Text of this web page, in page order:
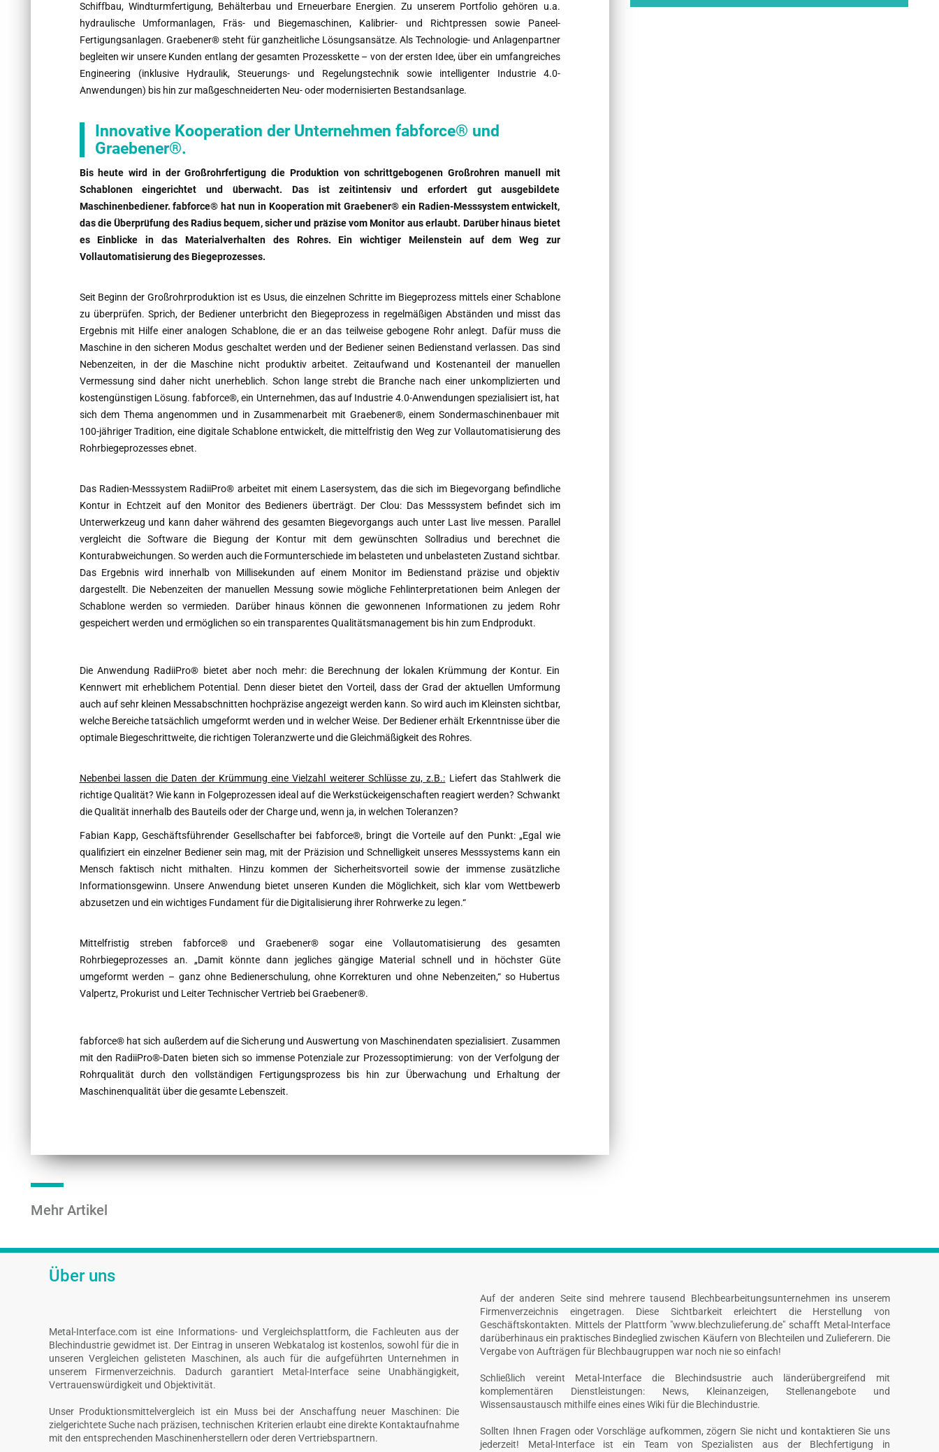
Schiffbau, Windturmfertigung, Behälterbau und Erneuerbare Energien. Zu unserem Portfolio gehören u.a.
hydraulische Umformanlagen, Fräs- und Biegemaschinen, Kalibrier- und Richtpressen sowie Paneel-
Fertigungsanlagen. Graebener® steht für ganzheitliche Lösungsansätze. Als Technologie- und Anlagenpartner
begleiten wir unsere Kunden entlang der gesamten Prozesskette – von der ersten Idee, über ein umfangreiches
Engineering (inklusive Hydraulik, Steuerungs- und Regelungstechnik sowie intelligenter Industrie 4.0-
Anwendungen) bis hin zur maßgeschneiderten Neu- oder modernisierten Bestandsanlage.
Innovative Kooperation der Unternehmen fabforce® und
Graebener®.
Bis heute wird in der Großrohrfertigung die Produktion von schrittgebogenen Großrohren manuell mit
Schablonen eingerichtet und überwacht. Das ist zeitintensiv und erfordert gut ausgebildete
Maschinenbediener. fabforce® hat nun in Kooperation mit Graebener® ein Radien-Messsystem entwickelt,
das die Überprüfung des Radius bequem, sicher und präzise vom Monitor aus erlaubt. Darüber hinaus bietet
es Einblicke in das Materialverhalten des Rohres. Ein wichtiger Meilenstein auf dem Weg zur
Vollautomatisierung des Biegeprozesses.
Seit Beginn der Großrohrproduktion ist es Usus, die einzelnen Schritte im Biegeprozess mittels einer Schablone
zu überprüfen. Sprich, der Bediener unterbricht den Biegeprozess in regelmäßigen Abständen und misst das
Ergebnis mit Hilfe einer analogen Schablone, die er an das teilweise gebogene Rohr anlegt. Dafür muss die
Maschine in den sicheren Modus geschaltet werden und der Bediener seinen Bedienstand verlassen. Das sind
Nebenzeiten, in der die Maschine nicht produktiv arbeitet. Zeitaufwand und Kostenanteil der manuellen
Vermessung sind daher nicht unerheblich. Schon lange strebt die Branche nach einer unkomplizierten und
kostengünstigen Lösung. fabforce®, ein Unternehmen, das auf Industrie 4.0-Anwendungen spezialisiert ist, hat
sich dem Thema angenommen und in Zusammenarbeit mit Graebener®, einem Sondermaschinenbauer mit
100-jähriger Tradition, eine digitale Schablone entwickelt, die mittelfristig den Weg zur Vollautomatisierung des
Rohrbiegeprozesses ebnet.
Das Radien-Messsystem RadiiPro® arbeitet mit einem Lasersystem, das die sich im Biegevorgang befindliche
Kontur in Echtzeit auf den Monitor des Bedieners überträgt. Der Clou: Das Messsystem befindet sich im
Unterwerkzeug und kann daher während des gesamten Biegevorgangs auch unter Last live messen. Parallel
vergleicht die Software die Biegung der Kontur mit dem gewünschten Sollradius und berechnet die
Konturabweichungen. So werden auch die Formunterschiede im belasteten und unbelasteten Zustand sichtbar.
Das Ergebnis wird innerhalb von Millisekunden auf einem Monitor im Bedienstand präzise und objektiv
dargestellt. Die Nebenzeiten der manuellen Messung sowie mögliche Fehlinterpretationen beim Anlegen der
Schablone werden so vermieden. Darüber hinaus können die gewonnenen Informationen zu jedem Rohr
gespeichert werden und ermöglichen so ein transparentes Qualitätsmanagement bis hin zum Endprodukt.
Die Anwendung RadiiPro® bietet aber noch mehr: die Berechnung der lokalen Krümmung der Kontur. Ein
Kennwert mit erheblichem Potential. Denn dieser bietet den Vorteil, dass der Grad der aktuellen Umformung
auch auf sehr kleinen Messabschnitten hochpräzise angezeigt werden kann. So wird auch im Kleinsten sichtbar,
welche Bereiche tatsächlich umgeformt werden und in welcher Weise. Der Bediener erhält Erkenntnisse über die
optimale Biegeschrittweite, die richtigen Toleranzwerte und die Gleichmäßigkeit des Rohres.
Nebenbei lassen die Daten der Krümmung eine Vielzahl weiterer Schlüsse zu, z.B.: Liefert das Stahlwerk die
richtige Qualität? Wie kann in Folgeprozessen ideal auf die Werkstückeigenschaften reagiert werden? Schwankt
die Qualität innerhalb des Bauteils oder der Charge und, wenn ja, in welchen Toleranzen?
Fabian Kapp, Geschäftsführender Gesellschafter bei fabforce®, bringt die Vorteile auf den Punkt: „Egal wie
qualifiziert ein einzelner Bediener sein mag, mit der Präzision und Schnelligkeit unseres Messsystems kann ein
Mensch faktisch nicht mithalten. Hinzu kommen der Sicherheitsvorteil sowie der immense zusätzliche
Informationsgewinn. Unsere Anwendung bietet unseren Kunden die Möglichkeit, sich klar vom Wettbewerb
abzusetzen und ein wichtiges Fundament für die Digitalisierung ihrer Rohrwerke zu legen.“
Mittelfristig streben fabforce® und Graebener® sogar eine Vollautomatisierung des gesamten
Rohrbiegeprozesses an. „Damit könnte dann jegliches gängige Material schnell und in höchster Güte
umgeformt werden – ganz ohne Bedienerschulung, ohne Korrekturen und ohne Nebenzeiten,“ so Hubertus
Valpertz, Prokurist und Leiter Technischer Vertrieb bei Graebener®.
fabforce® hat sich außerdem auf die Sicherung und Auswertung von Maschinendaten spezialisiert. Zusammen
mit den RadiiPro®-Daten bieten sich so immense Potenziale zur Prozessoptimierung: von der Verfolgung der
Rohrqualität durch den vollständigen Fertigungsprozess bis hin zur Überwachung und Erhaltung der
Maschinenqualität über die gesamte Lebenszeit.
Mehr Artikel
Über uns
Metal-Interface.com ist eine Informations- und Vergleichsplattform, die Fachleuten aus der
Blechindustrie gewidmet ist. Der Eintrag in unseren Webkatalog ist kostenlos, sowohl für die in
unseren Vergleichen gelisteten Maschinen, als auch für die aufgeführten Unternehmen in
unserem Firmenverzeichnis. Dadurch garantiert Metal-Interface seine Unabhängigkeit,
Vertrauenswürdigkeit und Objektivität.
Unser Produktionsmittelvergleich ist ein Muss bei der Anschaffung neuer Maschinen: Die
zielgerichtete Suche nach präzisen, technischen Kriterien erlaubt eine direkte Kontaktaufnahme
mit den entsprechenden Maschinenherstellern oder deren Vertriebspartnern.
Auf der anderen Seite sind mehrere tausend Blechbearbeitungsunternehmen ins unserem
Firmenverzeichnis eingetragen. Diese Sichtbarkeit erleichtert die Herstellung von
Geschäftskontakten. Mittels der Plattform "www.blechzulieferung.de" schafft Metal-Interface
darüberhinaus ein praktisches Bindeglied zwischen Käufern von Blechteilen und Zulieferern. Die
Vergabe von Aufträgen für Blechbaugruppen war noch nie so einfach!
Schließlich vereint Metal-Interface die Blechindsustrie auch länderübergreifend mit
komplementären Dienstleistungen: News, Kleinanzeigen, Stellenangebote und
Wissensaustausch mithilfe eines eines Wiki für die Blechindustrie.
Sollten Ihnen Fragen oder Vorschläge aufkommen, zögern Sie nicht und kontaktieren Sie uns
jederzeit! Metal-Interface ist ein Team von Spezialisten aus der Blechfertigung in